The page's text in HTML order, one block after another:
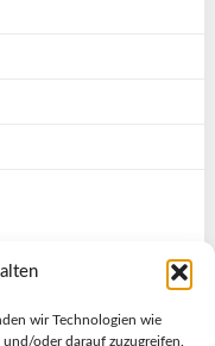
wir Technologien wie
oder darauf zuzugreifen.